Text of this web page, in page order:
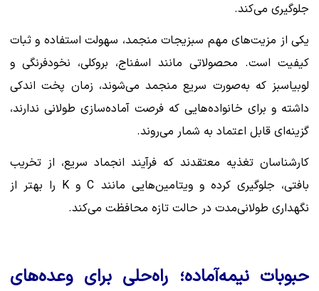
جلوگیری می‌کند.
یکی از مزیت‌های مهم سبزیجات منجمد، سهولت استفاده و ثبات
کیفیت است. محصولاتی مانند اسفناج، بروکلی، نخودفرنگی و
لوبیاسبز که به‌صورت سریع منجمد می‌شوند، زمان پخت اندکی
داشته و برای خانواده‌هایی که فرصت آماده‌سازی طولانی ندارند،
گزینه‌ای قابل اعتماد به شمار می‌روند.
کارشناسان تغذیه معتقدند که فرآیند انجماد سریع، از تخریب
بافتی، جلوگیری کرده و ویتامین‌هایی مانند C و K را بهتر از
نگهداری طولانی‌مدت در حالت تازه محافظت می‌کند.
حبوبات نیمه‌آماده؛ راه‌حلی برای وعده‌های